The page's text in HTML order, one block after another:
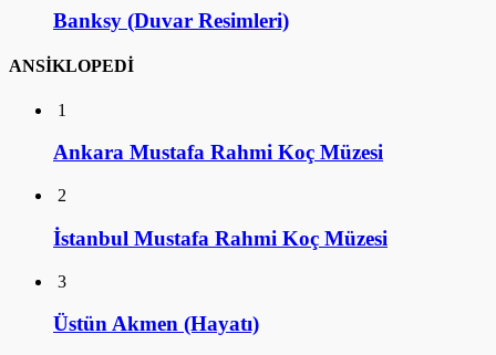
Banksy (Duvar Resimleri)
ANSİKLOPEDİ
1
Ankara Mustafa Rahmi Koç Müzesi
2
İstanbul Mustafa Rahmi Koç Müzesi
3
Üstün Akmen (Hayatı)